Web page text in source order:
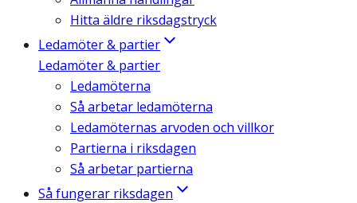
Hitta äldre riksdagstryck
Ledamöter & partier
Ledamöter & partier
Ledamöterna
Så arbetar ledamöterna
Ledamöternas arvoden och villkor
Partierna i riksdagen
Så arbetar partierna
Så fungerar riksdagen